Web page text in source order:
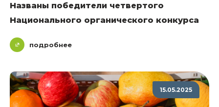
Названы победители четвертого
Национального органического конкурса
подробнее
15.05.2025